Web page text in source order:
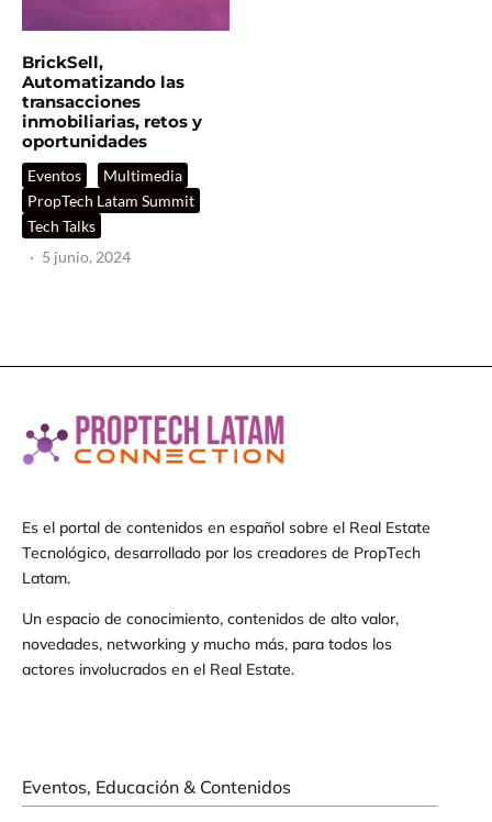
BrickSell,
Automatizando las
transacciones
inmobiliarias, retos y
oportunidades
Eventos
Multimedia
PropTech Latam Summit
Tech Talks
· 5 junio, 2024
Es el portal de contenidos en español sobre el Real Estate
Tecnológico, desarrollado por los creadores de PropTech
Latam.
Un espacio de conocimiento, contenidos de alto valor,
novedades, networking y mucho más, para todos los
actores involucrados en el Real Estate.
Eventos, Educación & Contenidos